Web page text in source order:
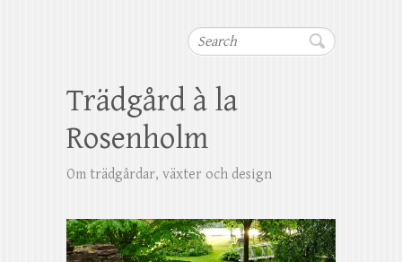
Search
Trädgård à la
Rosenholm
Om trädgårdar, växter och design